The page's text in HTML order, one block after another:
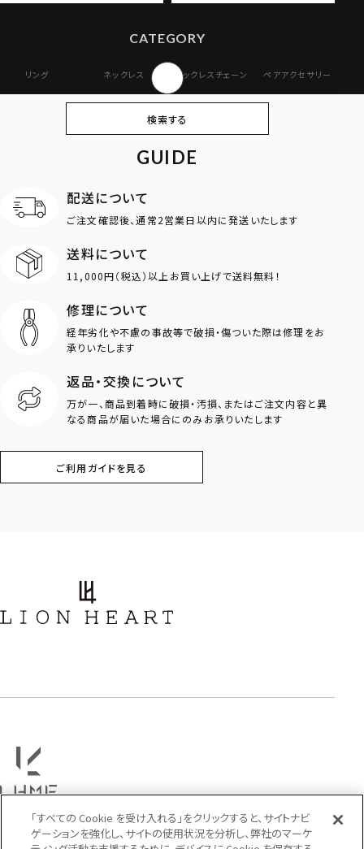
CATEGORY
リング ネックレス ネックレスチェーン ペアアクセサリー
オンラインストア
ギフトボックス
MOTIF
ダブルリング
ロゴ
クラウン
スター
フラワー
検索する
GUIDE
配送について
ご注文確認後、通常2営業日以内に発送いたします
送料について
11,000円（税込）以上お買い上げで送料無料！
修理について
経年劣化や不慮の事故等で破損・傷ついた際は修理をお
承りいたします
返品・交換について
万が一、商品到着時に破損・汚損、またはご注文内容と異
なる商品が届いた場合にのみお承りいたします
ご利用ガイドを見る
「すべての Cookie を受け入れる」をクリックすると、サイトナビ
ゲーションを強化し、サイトの使用状況を分析し、弊社のマーケ